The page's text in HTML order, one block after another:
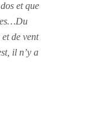
et que
de vent
il n’y a